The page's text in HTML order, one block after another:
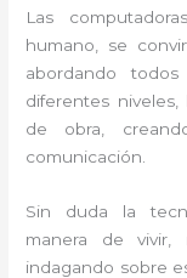
Las
humano, se
abordando
diferentes
de obra,
comunicación.
Sin duda la
manera de
indagando sobre